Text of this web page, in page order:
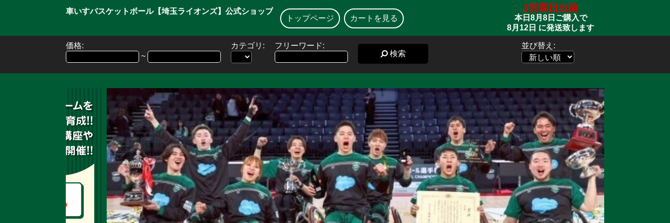
車いすバスケットボール【埼玉ライオンズ】公式ショップ
トップページ
カートを見る
3営業日出荷
本日 8月8日 ご購入で
8月12日 に発送致します
価格:
~
カテゴリ:
フリーワード:
検索
並び替え: